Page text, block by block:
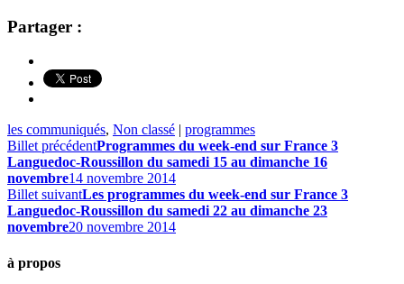
Partager :
les communiqués, Non classé | programmes
Billet précédentProgrammes du week-end sur France 3
Languedoc-Roussillon du samedi 15 au dimanche 16
novembre14 novembre 2014
Billet suivantLes programmes du week-end sur France 3
Languedoc-Roussillon du samedi 22 au dimanche 23
novembre20 novembre 2014
à propos